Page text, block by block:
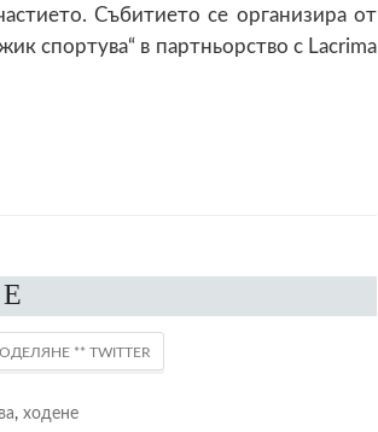
Събитието се организира от
спортува“ в партньорство с Lacrima
, ходене